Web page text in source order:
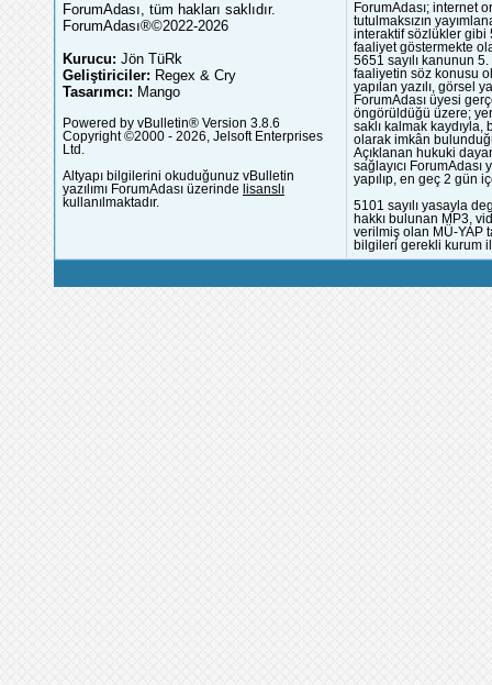
ForumAdası, tüm hakları saklıdır.
ForumAdası®©2022-2026
Kurucu: Jön TüRk
Geliştiriciler: Regex & Cry
Tasarımcı: Mango
Powered by vBulletin® Version 3.8.6
Copyright ©2000 - 2026, Jelsoft Enterprises
Ltd.
Altyapı bilgilerini okuduğunuz vBulletin
yazılımı ForumAdası üzerinde lisanslı
kullanılmaktadır.
ForumAdası; internet
tutulmaksızın
interaktif sözlükler gibi
faaliyet göstermekte
5651 sayılı kanunun
faaliyetin söz konusu
yapılan yazılı, görsel
ForumAdası üyesi
öngörüldüğü üzere;
saklı kalmak
olarak imkân
Açıklanan hukuki
sağlayıcı
yapılıp, en geç 2 gün
5101 sayılı yasayla
hakkı bulunan MP3,
verilmiş olan MÜ-YAP
bilgileri gerekli kurum